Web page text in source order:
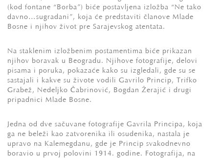
(kod fontane “Borba”) biće postavljena izložba “Ne tako
davno…sugrađani”, koja će predstaviti članove Mlade
Bosne i njihov život pre Sarajevskog atentata.
Na staklenim izložbenim postamentima biće prikazan
njihov boravak u Beogradu. Njihove fotografije, delovi
pisama i poruka, pokazaće kako su izgledali, gde su se
sastajali i kakve su živote vodili Gavrilo Princip, Trifko
Grabež, Nedeljko Čabrinović, Bogdan Žerajić i drugi
pripadnici Mlade Bosne.
Jedna od dve sačuvane fotografije Gavrila Principa, koja
ga ne beleži kao zatvorenika ili osuđenika, nastala je
upravo na Kalemegdanu, gde je Princip svakodnevno
boravio u prvoj polovini 1914. godine. Fotografija, na